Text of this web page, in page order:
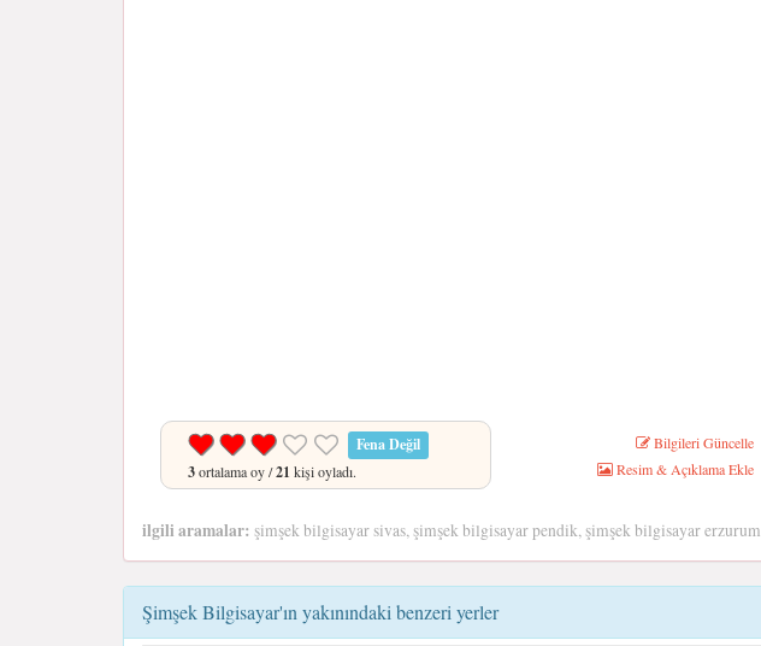
Fena Değil
3ortalama oy /21 kişi oyladı.
Bilgileri Güncelle
Resim & Açıklama Ekle
ilgili aramalar: şimşek bilgisayar sivas, şimşek bilgisayar pendik, şimşek bilgisayar erzurum
Şimşek Bilgisayar'ın yakınındaki benzeri yerler